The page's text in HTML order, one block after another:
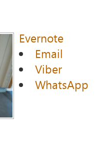
Evernote
Email
Viber
WhatsApp